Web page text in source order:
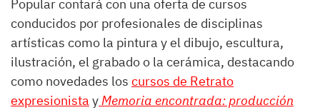
Popular contará con una oferta de cursos
conducidos por profesionales de disciplinas
artísticas como la pintura y el dibujo, escultura,
ilustración, el grabado o la cerámica, destacando
como novedades los cursos de Retrato
expresionistayMemoria encontrada: producción